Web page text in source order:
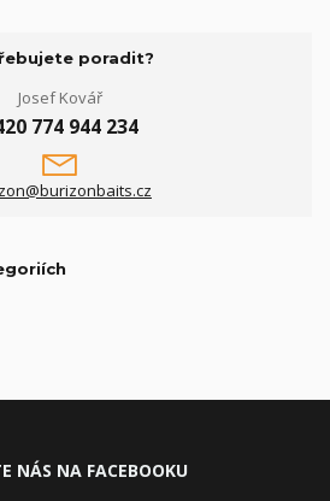
poradit?
Josef Kovář
774 944 234
NÁS NA FACEBOOKU